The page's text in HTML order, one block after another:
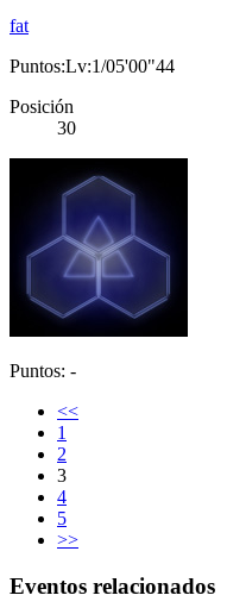
fat
Puntos:Lv:1/05'00"44
Posición
30
Puntos: -
<<
1
2
3
4
5
>>
Eventos relacionados